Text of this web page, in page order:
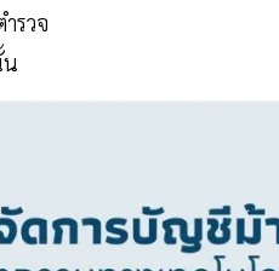
รวจ
น